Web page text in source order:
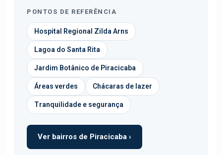
PONTOS DE REFERÊNCIA
Hospital Regional Zilda Arns
Lagoa do Santa Rita
Jardim Botânico de Piracicaba
Áreas verdes Chácaras de lazer
Tranquilidade e segurança
Ver bairros de Piracicaba ›